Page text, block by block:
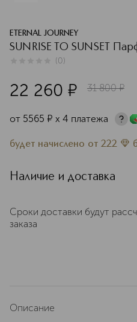
ETERNAL JOURNEY
SUNRISE TO SUNSET
(0)
22 260 ¤ 31 800 ¤
от 5565 ¤ х 4 платежа
будет начислено от 222
Наличие и доставка
Сроки доставки будут
заказа
Описание